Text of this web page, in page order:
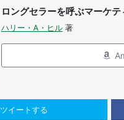
ロングセラーを呼ぶマーケテ
ハリー・A・ヒル 著
ツイートする